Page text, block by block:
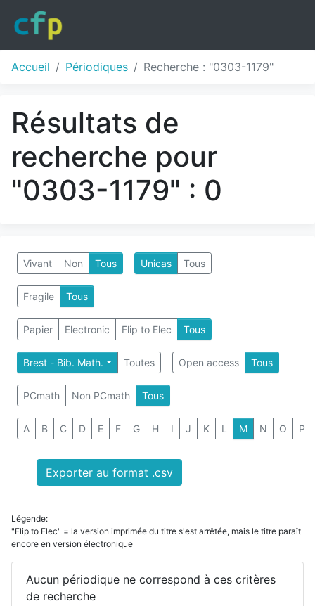
Accueil Périodiques Recherche : "0303-1179"
Résultats de
recherche pour
"0303-1179" : 0
Vivant Non Tous Unicas Tous
Fragile Tous
Papier Electronic Flip to Elec Tous
Brest - Bib. Math. Toutes Open access Tous
PCmath Non PCmath Tous
A B C D E F G H I J K L M N O P
Exporter au format .csv
Légende:
"Flip to Elec" = la version imprimée du titre s'est arrêtée, mais le titre paraît
encore en version électronique
Aucun périodique ne correspond à ces critères
de recherche